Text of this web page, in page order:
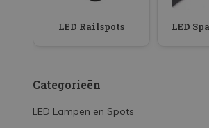
LED Noodverlichting
Installatiemateriaal
LED Railspots
Categorieën
LED Lampen en Spots